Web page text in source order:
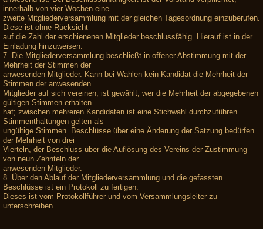
innerhalb von vier Wochen eine
zweite Mitgliederversammlung mit der gleichen Tagesordnung einzuberufen.
Diese ist ohne Rücksicht
auf die Zahl der erschienenen Mitglieder beschlussfähig. Hierauf ist in der
Einladung hinzuweisen.
7. Die Mitgliederversammlung beschließt in offener Abstimmung mit der
Mehrheit der Stimmen der
anwesenden Mitglieder. Kann bei Wahlen kein Kandidat die Mehrheit der
Stimmen der anwesenden
Mitglieder auf sich vereinen, ist gewählt, wer die Mehrheit der abgegebenen
gültigen Stimmen erhalten
hat; zwischen mehreren Kandidaten ist eine Stichwahl durchzuführen.
Stimmenthaltungen gelten als
ungültige Stimmen. Beschlüsse über eine Änderung der Satzung bedürfen
der Mehrheit von drei
Vierteln, der Beschluss über die Auflösung des Vereins der Zustimmung
von neun Zehnteln der
anwesenden Mitglieder.
8. Über den Ablauf der Mitgliederversammlung und die gefassten
Beschlüsse ist ein Protokoll zu fertigen.
Dieses ist vom Protokollführer und vom Versammlungsleiter zu
unterschreiben.